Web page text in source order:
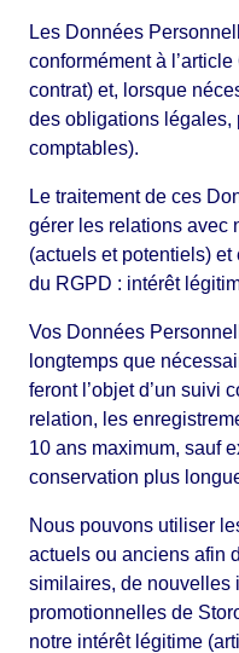
Les Données
conformément à
contrat) et, lorsque
des obligations légales,
comptables).
Le traitement de ces
gérer les relations avec
(actuels et potentiels) et
du RGPD : intérêt
Vos Données
longtemps que
feront l’objet d’un suivi
relation, les
10 ans maximum, sauf
conservation plus
Nous pouvons utiliser
actuels ou anciens afin
similaires, de nouvelles
promotionnelles de
notre intérêt légitime